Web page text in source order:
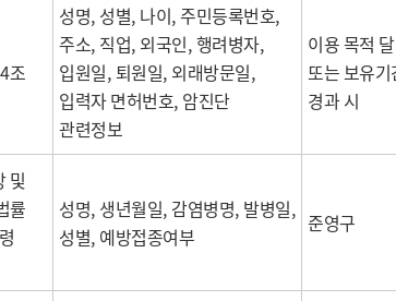
조
성명, 성별, 나이,주민등록번호,
주소, 직업, 외국인,행려병자,
입원일, 퇴원일, 외래방문일,
입력자 면허번호, 암진단
관련정보
이용 목적
또는 보유기
경과 시
및
률
성명, 생년월일, 감염병명, 발병일,
성별, 예방접종여부
준영구